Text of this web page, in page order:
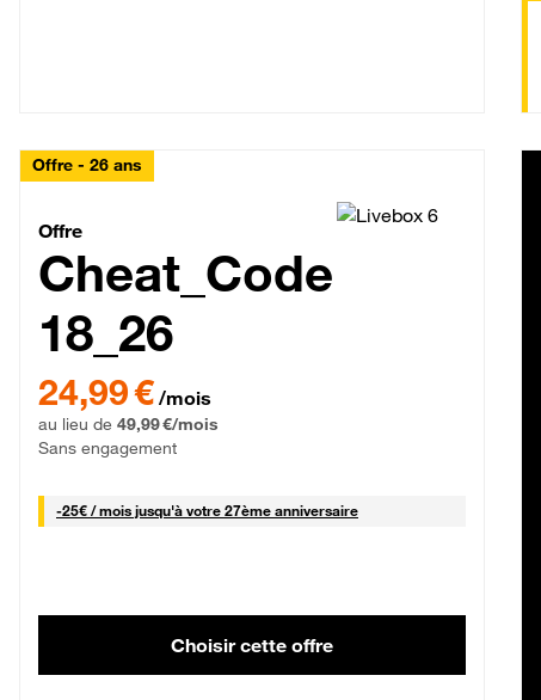
Offre - 26 ans
Cheat_Code Fibre_18_26
Offre
Cheat_Code
18_26
24,99 € /mois
au lieu de 49,99 €/mois
Sans engagement
-25€ / mois25 € par mois
jusqu'à votre 27ème anniversaire
Choisir cette offre